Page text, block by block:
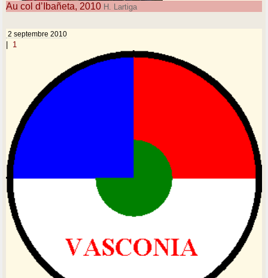
Au col d’Ibañeta, 2010 H. Lartiga
2 septembre 2010
1